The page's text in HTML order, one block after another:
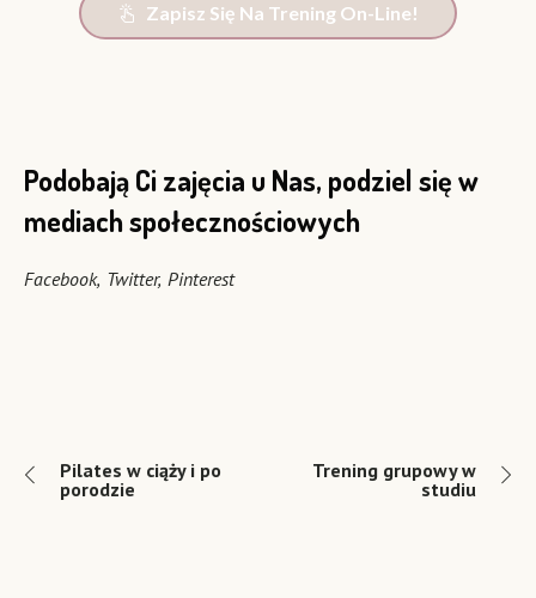
Zapisz Się Na Trening On-Line!
Podobają Ci zajęcia u Nas, podziel się w
mediach społecznościowych
Facebook Twitter Pinterest
Pilates w ciąży i po
porodzie
Trening grupowy w
studiu